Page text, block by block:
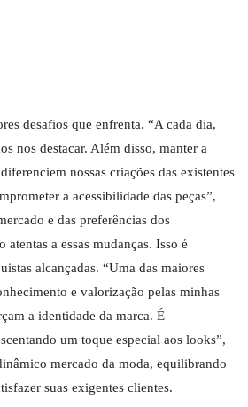
desafios que enfrenta. “A cada dia,
nos destacar. Além disso, manter a
nossas criações das existentes
a acessibilidade das peças”,
e das preferências dos
a essas mudanças. Isso é
alcançadas. “Uma das maiores
e valorização pelas minhas
a identidade da marca. É
um toque especial aos looks”,
mercado da moda, equilibrando
suas exigentes clientes.